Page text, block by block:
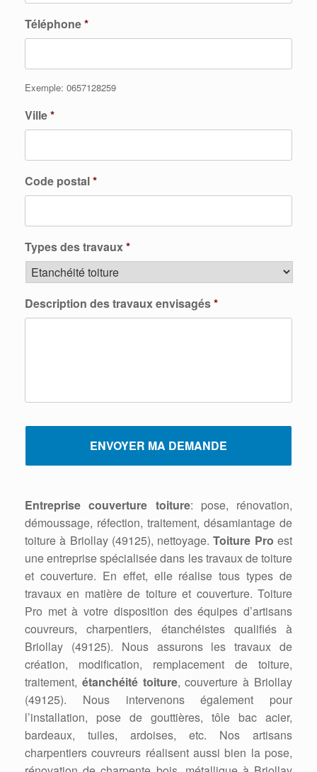
Téléphone*
Exemple: 0657128259
Ville*
Code postal*
Types des travaux*
Description des travaux envisagés*
Entreprise couverture toiture: pose, rénovation,
démoussage, réfection, traitement, désamiantage de
toiture à Briollay (49125), nettoyage.Toiture Pro est
une entreprise spécialisée dans les travaux de toiture
et couverture. En effet, elle réalise tous types de
travaux en matière de toiture et couverture. Toiture
Pro met à votre disposition des équipes d’artisans
couvreurs, charpentiers, étanchéistes qualifiés à
Briollay (49125). Nous assurons les travaux de
création, modification, remplacement de toiture,
traitement, étanchéité toiture, couverture à Briollay
(49125). Nous intervenons également pour
l’installation, pose de gouttières, tôle bac acier,
bardeaux, tuiles, ardoises, etc. Nos artisans
charpentiers couvreurs réalisent aussi bien la pose,